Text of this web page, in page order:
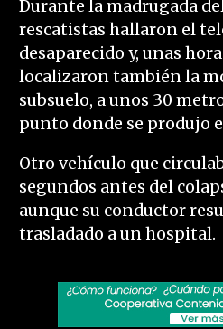
Durante la madrugada
rescatistas hallaron el
desaparecido y, unas
localizaron también la
subsuelo, a unos 30
punto donde se produjo
Otro vehículo que
segundos antes del
aunque su conductor
trasladado a un hospital.